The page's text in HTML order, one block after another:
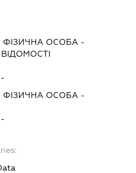
ФІЗИЧНА ОСОБА -
ВІДОМОСТІ
ФІЗИЧНА ОСОБА -